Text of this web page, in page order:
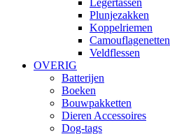
Plunjezakken
Koppelriemen
Camouflagenetten
Veldflessen
OVERIG
Batterijen
Boeken
Bouwpakketten
Dieren Accessoires
Dog-tags